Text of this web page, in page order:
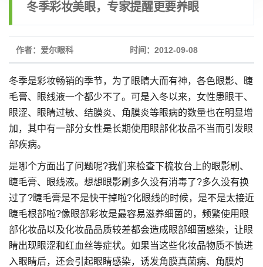
冬季彩妆美眼，专家提醒更要养眼
作者：爱尔眼科 时间：2012-09-08
冬季是彩妆畅销的季节，为了眼睛大而有神，各色眼影、睫
毛膏、眼线液一个都少不了。可是入冬以来，女性患眼干、
眼涩、眼睛过敏、结膜炎、角膜炎等眼病的数量也在明显增
加，其中有一部分女性是长期使用眼部化妆品不当而引发眼
部疾病。
是哪个方面出了问题呢?我们来检查下梳妆台上的眼影刷、
睫毛膏、眼线液。想想眼影刷多久没有消毒了?多久没有换
过了?睫毛膏是不是快干掉啦?化眼线的时候，是不是太接近
睫毛根部啦?像眼部彩妆是最容易滋养细菌的，频繁使用眼
部化妆品以及化妆品品质较差都会造成眼部细菌感染，让眼
睛出现眼涩和红血丝等症状。如果当这些化妆品物质不慎进
入眼睛后，还会引起眼睛感染，诱发角膜真菌病、角膜灼